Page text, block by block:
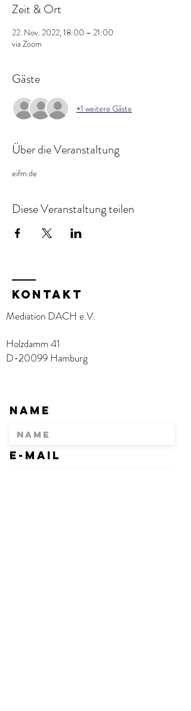
Zeit & Ort
22. Nov. 2022, 18:00 – 21:00
via Zoom
Gäste
+1 weitere Gäste
Über die Veranstaltung
eifm.de
Diese Veranstaltung teilen
KOntakt
Mediation DACH e.V.
Holzdamm 41
D-20099 Hamburg
Name
E-Mail